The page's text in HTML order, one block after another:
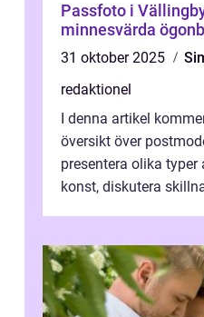
Passfoto i
minnesvärda
31 oktober 2025
redaktionel
I denna artikel
översikt över
presentera olika
konst, diskutera